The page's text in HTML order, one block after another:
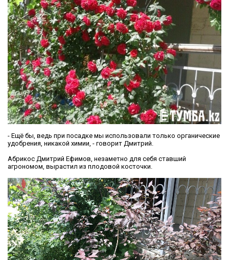
- Ещё бы, ведь при посадке мы использовали только органические
удобрения, никакой химии, - говорит Дмитрий.
Абрикос Дмитрий Ефимов, незаметно для себя ставший
агрономом, вырастил из плодовой косточки.